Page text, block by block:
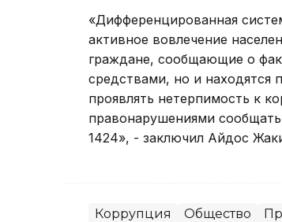
«Дифференцированная
активное вовлечение
граждане, сообщающие о
средствами, но и находятся
проявлять нетерпимость к
правонарушениями
1424», - заключил Айдос
Коррупция Общество